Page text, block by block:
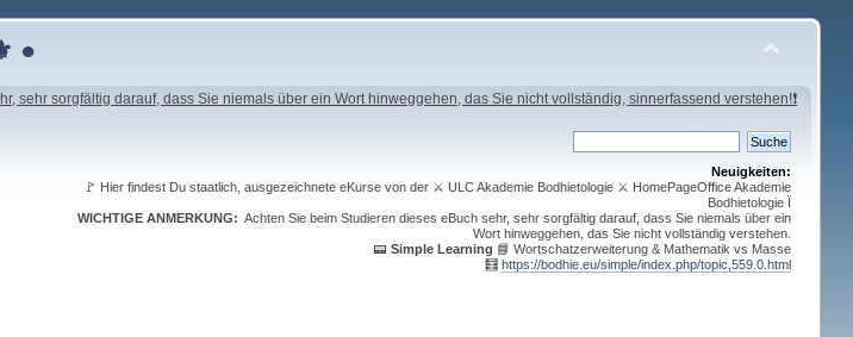
●
sehr sorgfältig darauf, dass Sie niemals über ein Wort hinweggehen, das Sie nicht vollständig, sinnerfassend verstehen!❗
Neuigkeiten:
🚩 Hier findest Du staatlich, ausgezeichnete eKurse von der ⚔ ULC Akademie Bodhietologie ⚔ HomePageOffice Akademie
Bodhietologie Ï
WICHTIGE ANMERKUNG: Achten Sie beim Studieren dieses eBuch sehr, sehr sorgfältig darauf, dass Sie niemals über ein
Wort hinweggehen, das Sie nicht vollständig verstehen.
📟Simple Learning 📘 Wortschatzerweiterung & Mathematik vs Masse
🧮https://bodhie.eu/simple/index.php/topic,559.0.html